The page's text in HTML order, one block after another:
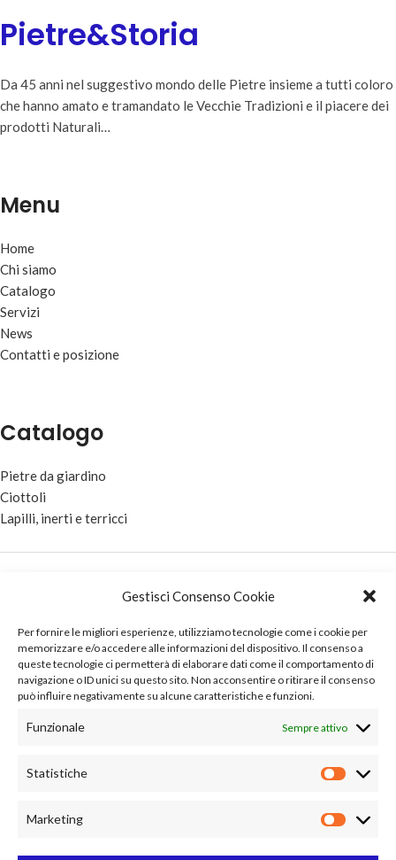
Gestisci Consenso Cookie
Per fornire le migliori esperienze, utilizziamo tecnologie come i cookie per
memorizzare e/o accedere alle informazioni del dispositivo. Il consenso a
queste tecnologie ci permetterà di elaborare dati come il comportamento di
navigazione o ID unici su questo sito. Non acconsentire o ritirare il consenso
può influire negativamente su alcune caratteristiche e funzioni.
Funzionale Sempre attivo
Statistiche
Marketing
Pietre&Storia
Da 45 anni nel suggestivo mondo delle Pietre insieme a tutti coloro
che hanno amato e tramandato le Vecchie Tradizioni e il piacere dei
prodotti Naturali…
Menu
Home
Chi siamo
Catalogo
Servizi
News
Contatti e posizione
Catalogo
Pietre da giardino
Ciottoli
Lapilli, inerti e terricci
Contatti e posizione
info@maisanopietre.com